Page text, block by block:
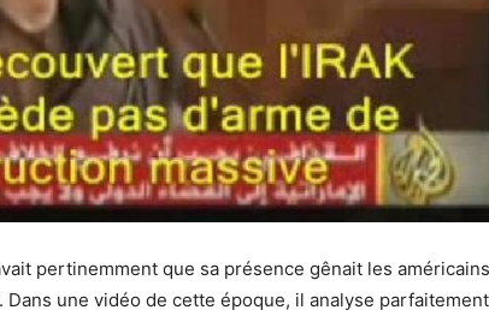
pertinemment que sa présence gênait les
. Dans une vidéo de cette époque, il analyse